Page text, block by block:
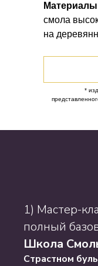
смола
на
*
1) Мастер-
полный
Школа
Страстном